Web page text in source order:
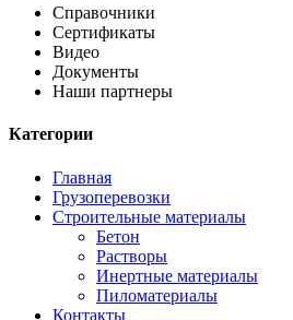
Справочники
Сертификаты
Видео
Документы
Наши партнеры
Категории
Главная
Грузоперевозки
Строительные материалы
Бетон
Растворы
Инертные материалы
Пиломатериалы
Контакты